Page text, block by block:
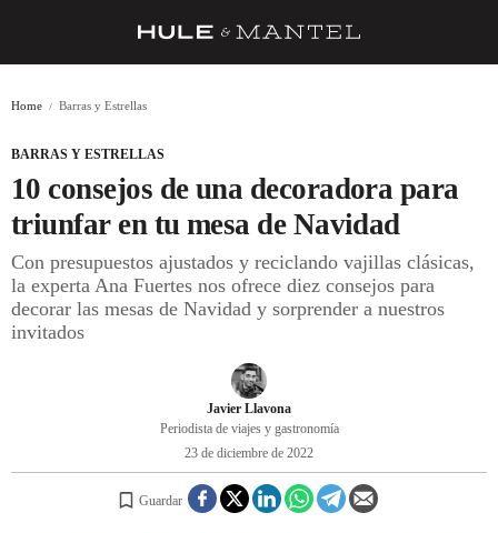
BARRAS Y ESTRELLAS
DÓNDE COMER
ÍDOLOS DE MESAS
A CUCHILLO
Home Barras y Estrellas
BARRAS Y ESTRELLAS
10 consejos de una decoradora para
triunfar en tu mesa de Navidad
Con presupuestos ajustados y reciclando vajillas clásicas,
la experta Ana Fuertes nos ofrece diez consejos para
decorar las mesas de Navidad y sorprender a nuestros
invitados
Javier Llavona
Periodista de viajes y gastronomía
23 de diciembre de 2022
Guardar